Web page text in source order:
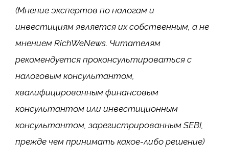
(Мнение экспертов по налогам и
инвестициям является их собственным, а не
мнением RichWeNews. Читателям
рекомендуется проконсультироваться с
налоговым консультантом,
квалифицированным финансовым
консультантом или инвестиционным
консультантом, зарегистрированным SEBI,
прежде чем принимать какое-либо решение)